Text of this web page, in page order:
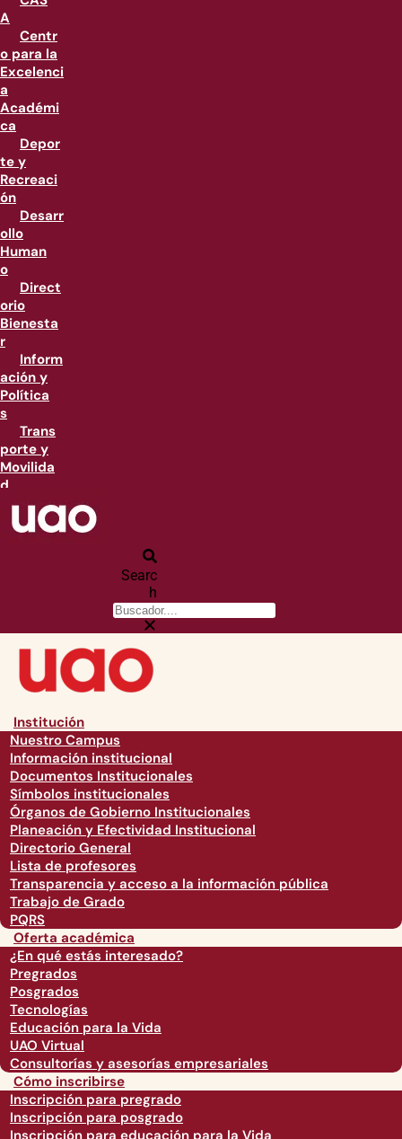
A
Centr
o para la
Excelenci
a
Académi
ca
Depor
te y
Recreaci
ón
Desarr
ollo
Human
o
Direct
orio
Bienesta
r
Inform
ación y
Política
s
Trans
porte y
Movilida
d
Searc
h
Institución
Nuestro Campus
Información institucional
Documentos Institucionales
Símbolos institucionales
Órganos de Gobierno Institucionales
Planeación y Efectividad Institucional
Directorio General
Lista de profesores
Transparencia y acceso a la información pública
Trabajo de Grado
PQRS
Oferta académica
¿En qué estás interesado?
Pregrados
Posgrados
Tecnologías
Educación para la Vida
UAO Virtual
Consultorías y asesorías empresariales
Cómo inscribirse
Inscripción para pregrado
Inscripción para posgrado
Inscripción para educación para la Vida